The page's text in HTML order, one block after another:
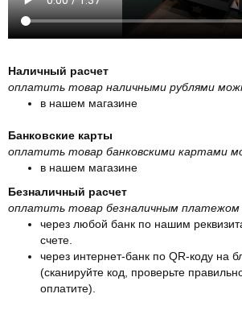
Наличный расчет
оплатить товар наличными рублями
в нашем магазине
Банковские карты
оплатить товар банковскими картами
в нашем магазине
Безналичный расчет
оплатить товар безналичным
через любой банк по нашим
счете.
через интернет-банк по QR-коду на
(сканируйте код, проверьте
оплатите).